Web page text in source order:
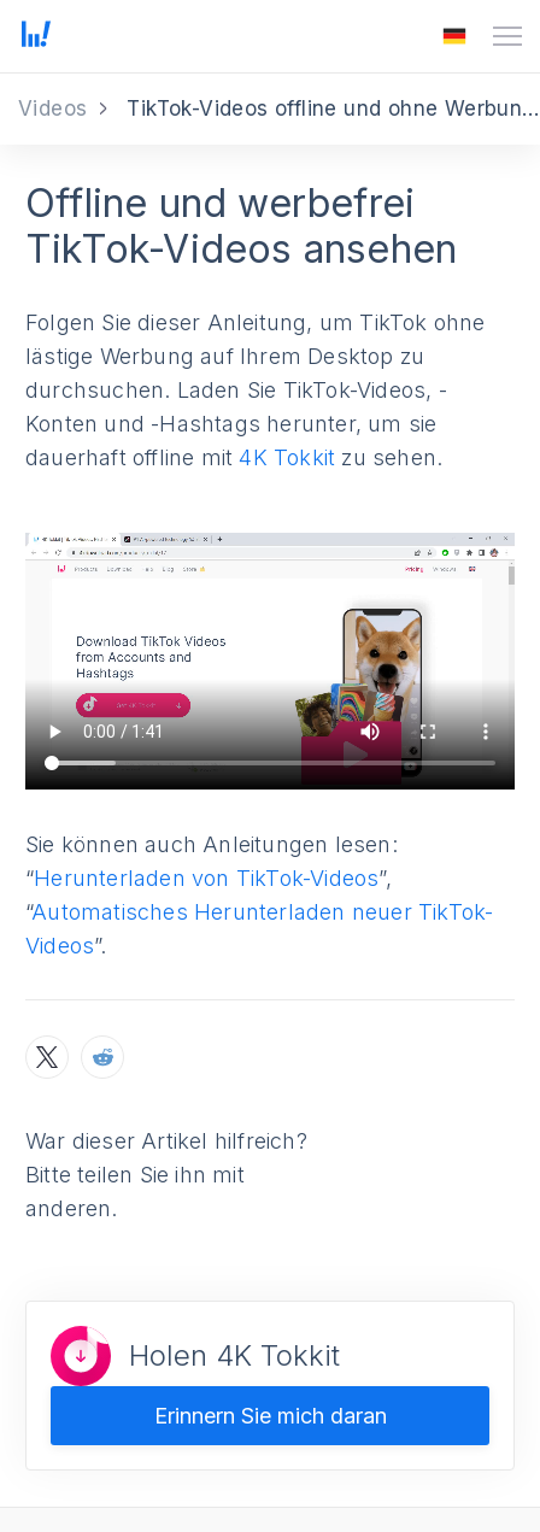
Videos TikTok-Videos offline und ohne Werbung ansehen
Offline und werbefrei
TikTok-Videos ansehen
Folgen Sie dieser Anleitung, um TikTok ohne
lästige Werbung auf Ihrem Desktop zu
durchsuchen. Laden Sie TikTok-Videos, -
Konten und -Hashtags herunter, um sie
dauerhaft offline mit4K Tokkit zu sehen.
Sie können auch Anleitungen lesen:
“Herunterladen von TikTok-Videos”,
“Automatisches Herunterladen neuer TikTok-
Videos”.
War dieser Artikel hilfreich?
Bitte teilen Sie ihn mit
anderen.
Holen 4K Tokkit
Erinnern Sie mich daran